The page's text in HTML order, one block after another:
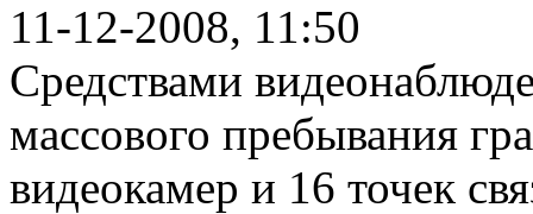
11-12-2008, 11:50
Средствами
массового пребывания
видеокамер и 16 точек